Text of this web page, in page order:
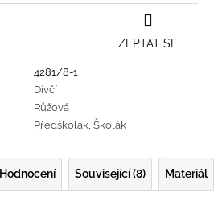
4281/8-1
Dívčí
Růžová
Předškolák, Školák
ZEPTAT SE
Hodnocení Související (8) Materiál